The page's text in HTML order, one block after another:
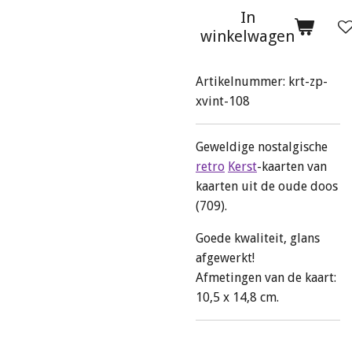
In
winkelwagen
Artikelnummer: krt-zp-
xvint-108
Geweldige nostalgische
retro Kerst-kaarten van
kaarten uit de oude doos
(709).
Goede kwaliteit, glans
afgewerkt!
Afmetingen van de kaart:
10,5 x 14,8 cm.